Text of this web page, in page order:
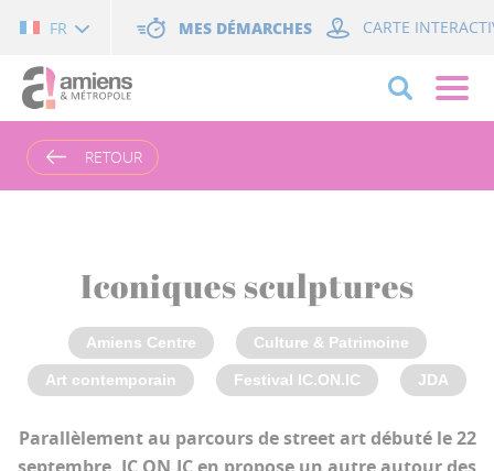
FR MES DÉMARCHES CARTE
RETOUR
Iconiques sculptures
Amiens Centre Culture & Patrimoine
Art contemporain Festival IC.ON.IC JDA
Parallèlement au parcours de street art débuté le 22